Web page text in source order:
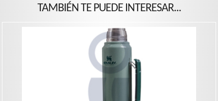
TAMBIÉN TE PUEDE INTERESAR...